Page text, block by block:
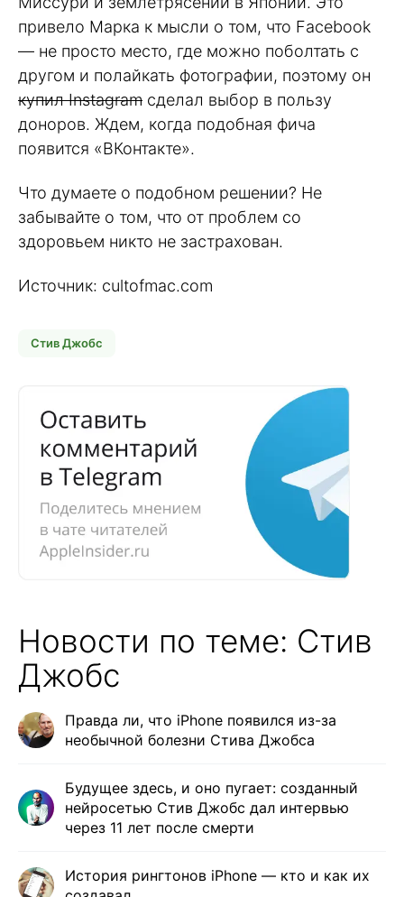
привело Марка к мысли о том, что Facebook
— не просто место, где можно поболтать с
другом и полайкать фотографии, поэтому он
купилInstagram сделал выбор в пользу
доноров. Ждем, когда подобная фича
появится «ВКонтакте».
Что думаете о подобном решении? Не
забывайте о том, что от проблем со
здоровьем никто не застрахован.
Источник: cultofmac.com
Стив Джобс
Новости по теме: Стив
Джобс
Правда ли, что iPhone появился из-за
необычной болезни Стива Джобса
Будущее здесь, и оно пугает: созданный
нейросетью Стив Джобс дал интервью
через 11 лет после смерти
История рингтонов iPhone — кто и как их